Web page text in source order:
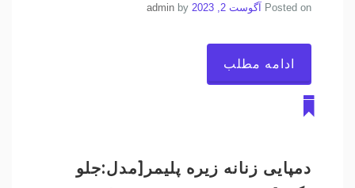
Posted on آگوست 2, 2023 admin
ادامه مطلب
دمپایی زنانه زیره پلیمر[مدل:جلو